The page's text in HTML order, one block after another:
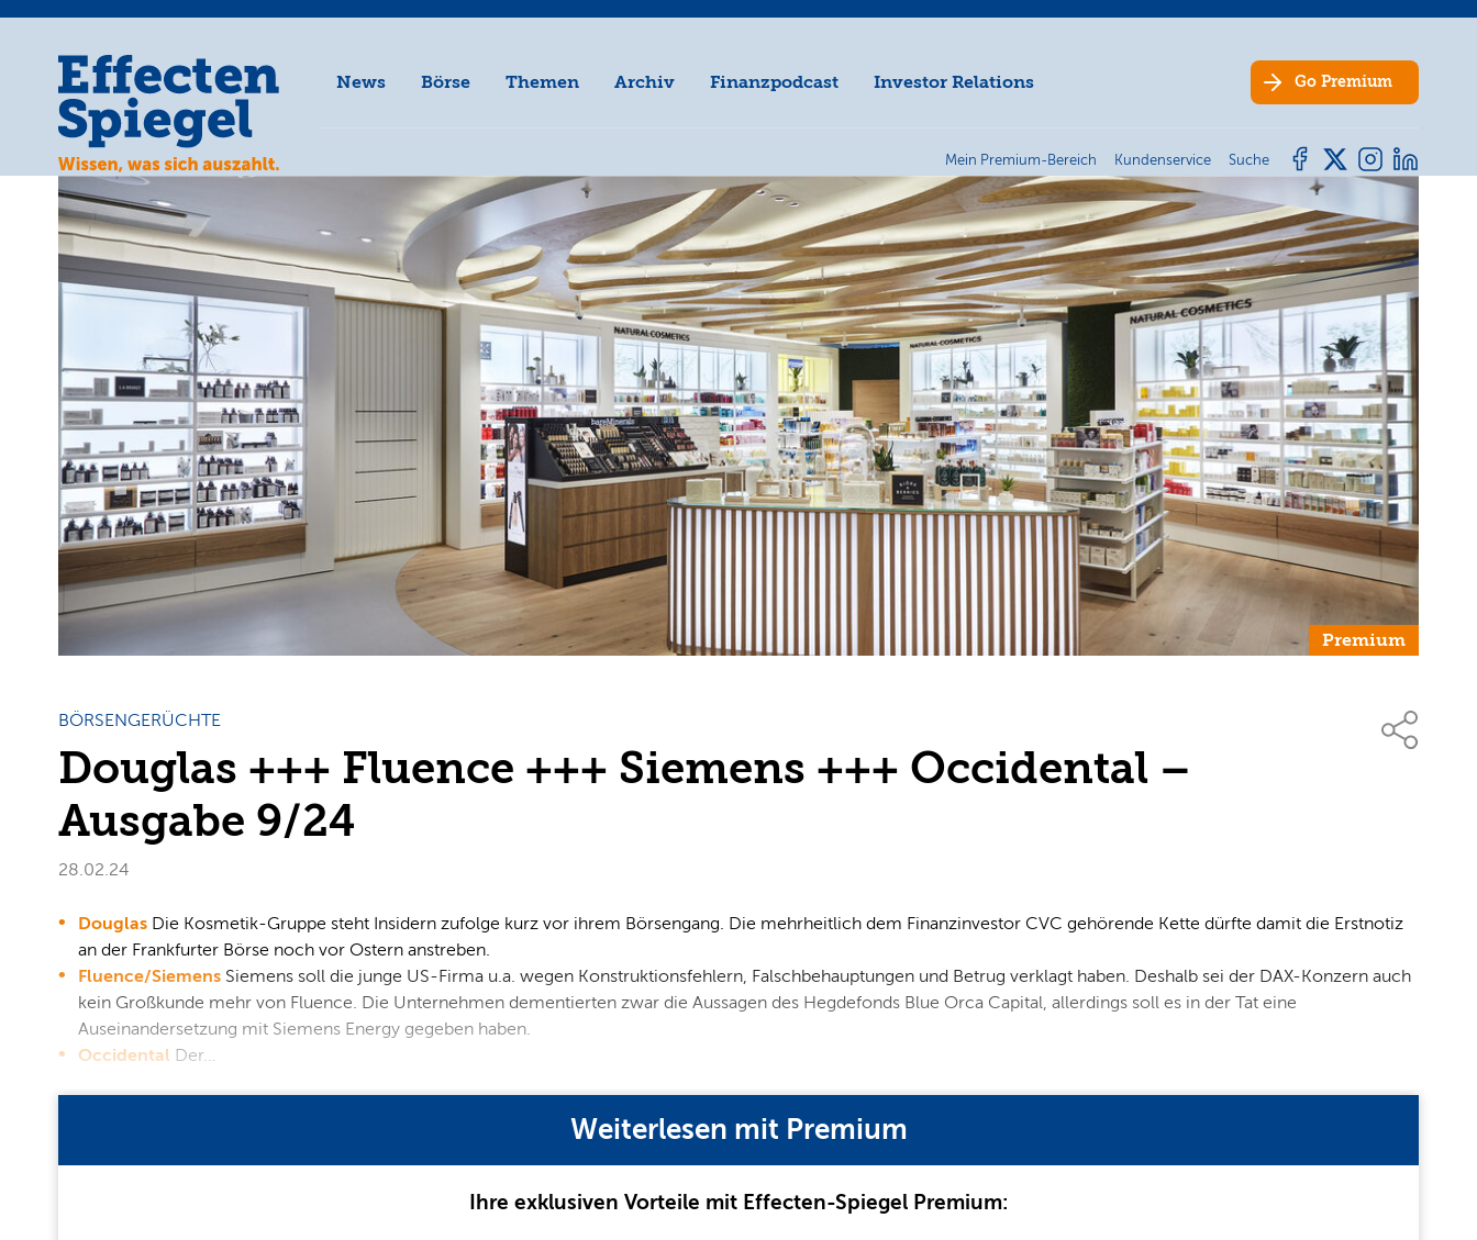
News Börse Themen Archiv Finanzpodcast Investor Relations Go Premium
Mein Premium-Bereich Kundenservice Suche
Premium
BÖRSENGERÜCHTE
Douglas +++ Fluence +++ Siemens +++ Occidental –
Ausgabe 9/24
28.02.24
Douglas Die Kosmetik-Gruppe steht Insidern zufolge kurz vor ihrem Börsengang. Die mehrheitlich dem Finanzinvestor CVC gehörende Kette dürfte damit die Erstnotiz
an der Frankfurter Börse noch vor Ostern anstreben.
Fluence/Siemens Siemens soll die junge US-Firma u.a. wegen Konstruktionsfehlern, Falschbehauptungen und Betrug verklagt haben. Deshalb sei der DAX-Konzern auch
kein Großkunde mehr von Fluence. Die Unternehmen dementierten zwar die Aussagen des Hegdefonds Blue Orca Capital, allerdings soll es in der Tat eine
Auseinandersetzung mit Siemens Energy gegeben haben.
Occidental Der…
Weiterlesen mit Premium
Ihre exklusiven Vorteile mit Effecten-Spiegel Premium: